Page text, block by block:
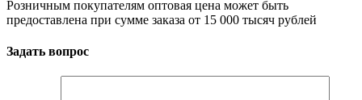
Розничным покупателям оптовая цена может быть
предоставлена при сумме заказа от 15 000 тысяч рублей
Задать вопрос